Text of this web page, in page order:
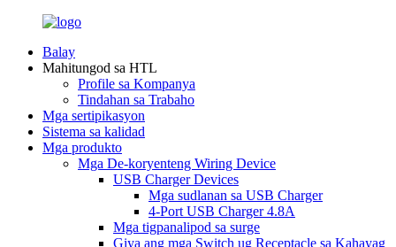
Balay
Mahitungod sa HTL
Profile sa Kompanya
Tindahan sa Trabaho
Mga sertipikasyon
Sistema sa kalidad
Mga produkto
Mga De-koryenteng Wiring Device
USB Charger Devices
Mga sudlanan sa USB Charger
4-Port USB Charger 4.8A
Mga tigpanalipod sa surge
Giya ang mga Switch ug Receptacle sa Kahayag